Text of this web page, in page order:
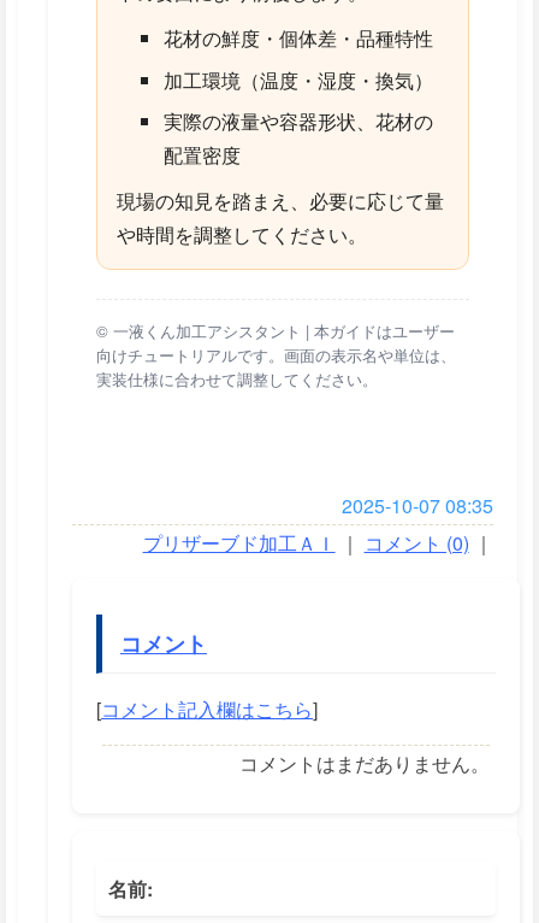
花材の鮮度・個体差・品種特性
加工環境（温度・湿度・換気）
実際の液量や容器形状、花材の
配置密度
現場の知見を踏まえ、必要に応じて量
や時間を調整してください。
© 一液くん加工アシスタント | 本ガイドはユーザー
向けチュートリアルです。画面の表示名や単位は、
実装仕様に合わせて調整してください。
2025-10-07 08:35
プリザーブド加工ＡＩ
｜ コメント (0) ｜
コメント
[コメント記入欄はこちら]
コメントはまだありません。
名前: